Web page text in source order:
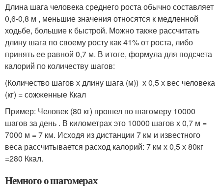
Длина шага человека среднего роста обычно составляет
0,6-0,8 м , меньшие значения относятся к медленной
ходьбе, большие к быстрой. Можно также рассчитать
длину шага по своему росту как 41% от роста, либо
принять ее равной 0,7 м. В итоге, формула для подсчета
калорий по количеству шагов:
(Количество шагов х длину шага (м)) х 0,5 х вес человека
(кг) = сожженные Ккал
Пример: Человек (80 кг) прошел по шагомеру 10000
шагов за день . В километрах это 10000 шагов х 0,7 м =
7000 м = 7 км. Исходя из дистанции 7 км и известного
веса рассчитывается расход калорий: 7 км х 0,5 х 80кг
=280 Ккал.
Немного о шагомерах